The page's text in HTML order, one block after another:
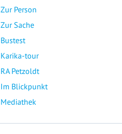
Zur Person
Zur Sache
Bustest
Karika-tour
RA Petzoldt
Im Blickpunkt
Mediathek